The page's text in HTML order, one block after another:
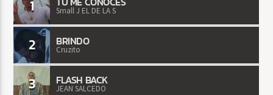
1 Small J EL DE LA S
2 BRINDO
Cruzito
3 FLASH BACK
JEAN SALCEDO